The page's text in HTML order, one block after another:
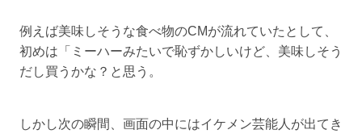
例えば美味しそうな食べ物のCMが流れていたとして、
初めは「ミーハーみたいで恥ずかしいけど、美味しそう
だし買うかな？と思う。
しかし次の瞬間、画面の中にはイケメン芸能人が出てき